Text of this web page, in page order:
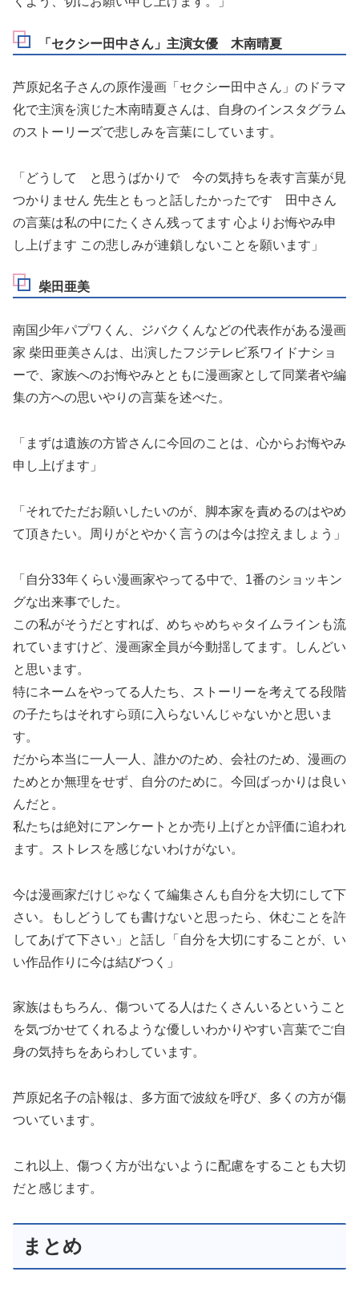
「セクシー田中さん」主演女優 木南晴夏
芦原妃名子さんの原作漫画「セクシー田中さん」のドラマ
化で主演を演じた木南晴夏さんは、自身のインスタグラム
のストーリーズで悲しみを言葉にしています。
「どうして と思うばかりで 今の気持ちを表す言葉が見
つかりません 先生ともっと話したかったです 田中さん
の言葉は私の中にたくさん残ってます 心よりお悔やみ申
し上げます この悲しみが連鎖しないことを願います」
柴田亜美
南国少年パプワくん、ジバクくんなどの代表作がある漫画
家 柴田亜美さんは、出演したフジテレビ系ワイドナショ
ーで、家族へのお悔やみとともに漫画家として同業者や編
集の方への思いやりの言葉を述べた。
「まずは遺族の方皆さんに今回のことは、心からお悔やみ
申し上げます」
「それでただお願いしたいのが、脚本家を責めるのはやめ
て頂きたい。周りがとやかく言うのは今は控えましょう」
「自分33年くらい漫画家やってる中で、1番のショッキン
グな出来事でした。
この私がそうだとすれば、めちゃめちゃタイムラインも流
れていますけど、漫画家全員が今動揺してます。しんどい
と思います。
特にネームをやってる人たち、ストーリーを考えてる段階
の子たちはそれすら頭に入らないんじゃないかと思いま
す。
だから本当に一人一人、誰かのため、会社のため、漫画の
ためとか無理をせず、自分のために。今回ばっかりは良い
んだと。
私たちは絶対にアンケートとか売り上げとか評価に追われ
ます。ストレスを感じないわけがない。
今は漫画家だけじゃなくて編集さんも自分を大切にして下
さい。もしどうしても書けないと思ったら、休むことを許
してあげて下さい」と話し「自分を大切にすることが、い
い作品作りに今は結びつく」
家族はもちろん、傷ついてる人はたくさんいるということ
を気づかせてくれるような優しいわかりやすい言葉でご自
身の気持ちをあらわしています。
芦原妃名子の訃報は、多方面で波紋を呼び、多くの方が傷
ついています。
これ以上、傷つく方が出ないように配慮をすることも大切
だと感じます。
まとめ